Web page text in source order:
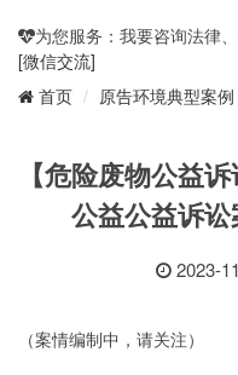
为您服务：我要咨询法律
[微信交流]
首页 原告环境典型案例
【危险废物公益
公益公益诉
2023-
（案情编制中，请关注）